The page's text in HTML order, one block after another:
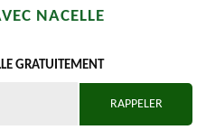
NACELLE
GRATUITEMENT